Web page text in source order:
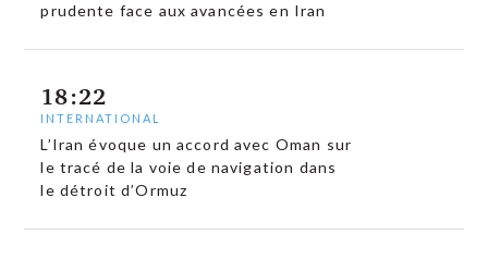
prudente face aux avancées en Iran
18:22
INTERNATIONAL
L’Iran évoque un accord avec Oman sur
le tracé de la voie de navigation dans
le détroit d’Ormuz